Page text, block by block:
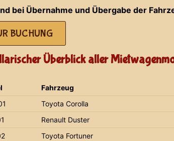
bei Übernahme und Übergabe der
BUCHUNG
Überblick aller
Fahrzeug
Toyota Corolla
Renault Duster
Toyota Fortuner